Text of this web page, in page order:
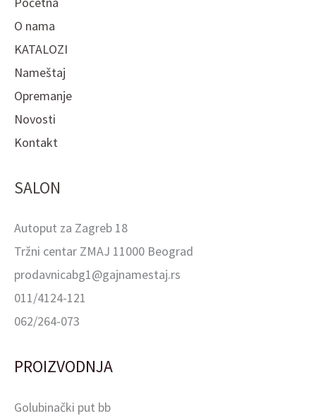
O nama
KATALOZI
Nameštaj
Opremanje
Novosti
Kontakt
SALON
Autoput za Zagreb 18
Tržni centar ZMAJ 11000 Beograd
prodavnicabg1@gajnamestaj.rs
011/4124-121
062/264-073
PROIZVODNJA
Golubinački put bb